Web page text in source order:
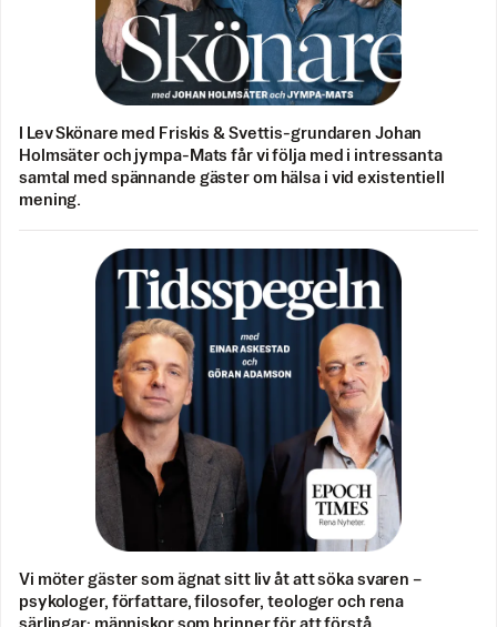
I Lev Skönare med Friskis & Svettis-grundaren Johan
Holmsäter och jympa-Mats får vi följa med i intressanta
samtal med spännande gäster om hälsa i vid existentiell
mening.
Vi möter gäster som ägnat sitt liv åt att söka svaren –
psykologer, författare, filosofer, teologer och rena